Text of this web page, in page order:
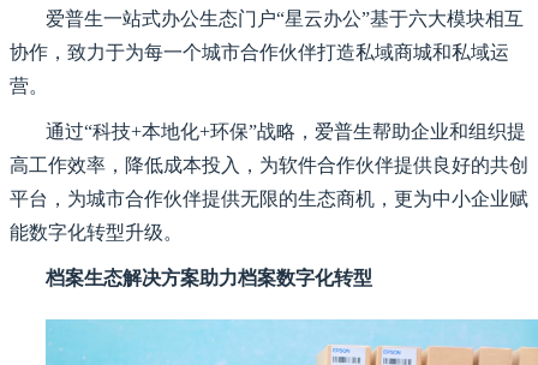
爱普生一站式办公生态门户“星云办公”基于六大模块相互
协作，致力于为每一个城市合作伙伴打造私域商城和私域运
营。
通过“科技+本地化+环保”战略，爱普生帮助企业和组织提
高工作效率，降低成本投入，为软件合作伙伴提供良好的共创
平台，为城市合作伙伴提供无限的生态商机，更为中小企业赋
能数字化转型升级。
档案生态解决方案助力档案数字化转型